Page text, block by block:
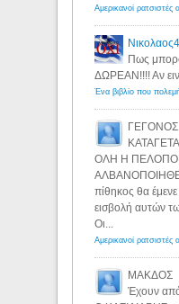
Πως
ΔΩΡΕΑΝ!!!! Αν
ΓΕΓΟΝΟΣ
ΟΛΗ Η
πίθηκος θα
εισβολή αυτών
Οι...
ΜΑΚΔΟΣ
Έχουν